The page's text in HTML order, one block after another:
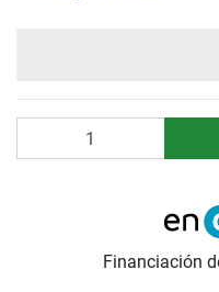
Financiación